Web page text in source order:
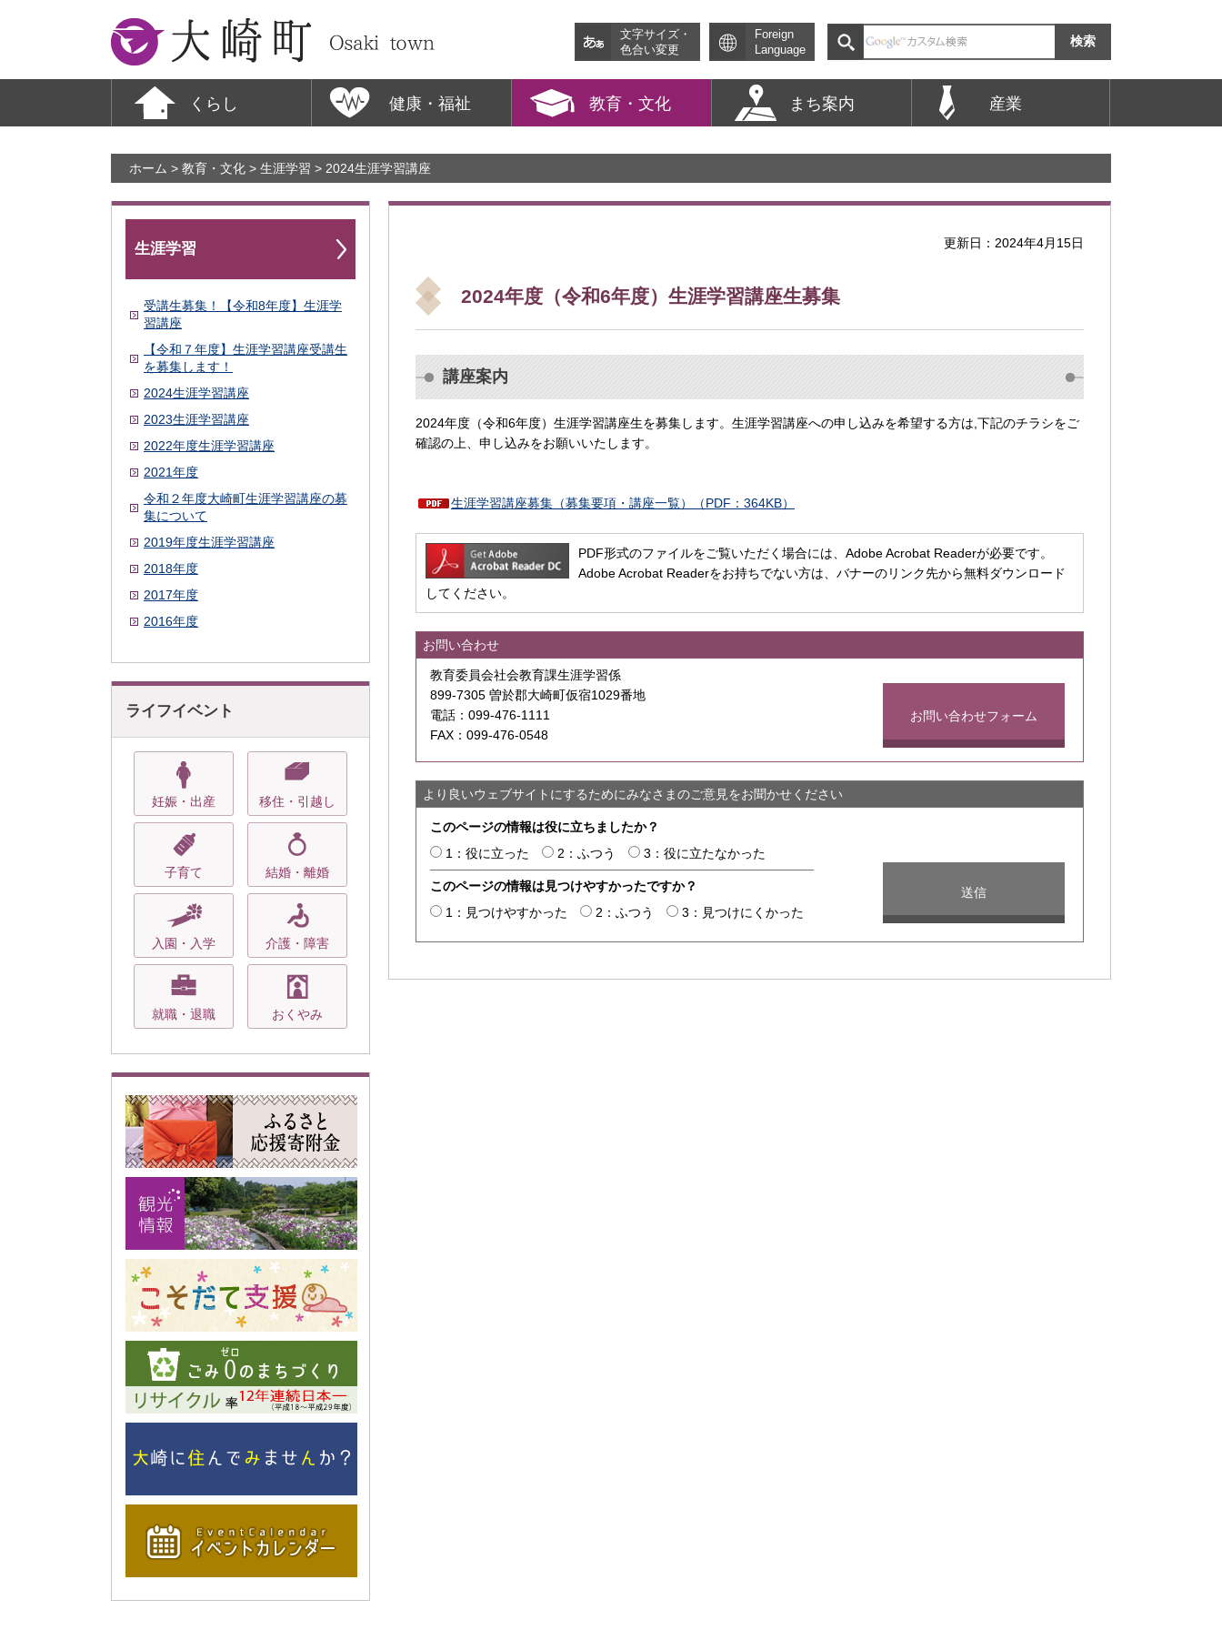
大崎町
文字サイズ・
色合い変更
Foreign
Language
くらし 健康・福祉 教育・文化 まち案内 産業
ホーム > 教育・文化 > 生涯学習 > 2024生涯学習講座
生涯学習
受講生募集！【令和8年度】生涯学
習講座
【令和７年度】生涯学習講座受講生
を募集します！
2024生涯学習講座
2023生涯学習講座
2022年度生涯学習講座
2021年度
令和２年度大崎町生涯学習講座の募
集について
2019年度生涯学習講座
2018年度
2017年度
2016年度
ライフイベント
妊娠・出産 移住・引越し
子育て 結婚・離婚
入園・入学 介護・障害
就職・退職 おくやみ
更新日：2024年4月15日
2024年度（令和6年度）生涯学習講座生募集
講座案内
2024年度（令和6年度）生涯学習講座生を募集します。生涯学習講座への申し込みを希望する方は,下記のチラシをご
確認の上、申し込みをお願いいたします。
生涯学習講座募集（募集要項・講座一覧）（PDF：364KB）
PDF形式のファイルをご覧いただく場合には、Adobe Acrobat Readerが必要です。
Adobe Acrobat Readerをお持ちでない方は、バナーのリンク先から無料ダウンロード
してください。
お問い合わせ
教育委員会社会教育課生涯学習係
899-7305 曽於郡大崎町仮宿1029番地
電話：099-476-1111
FAX：099-476-0548
お問い合わせフォーム
より良いウェブサイトにするためにみなさまのご意見をお聞かせください
このページの情報は役に立ちましたか？
1：役に立った
2：ふつう 3：役に立たなかった
このページの情報は見つけやすかったですか？
1：見つけやすかった
2：ふつう 3：見つけにくかった